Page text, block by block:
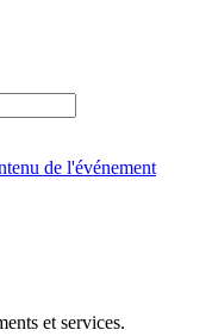
de l'événement
et services.